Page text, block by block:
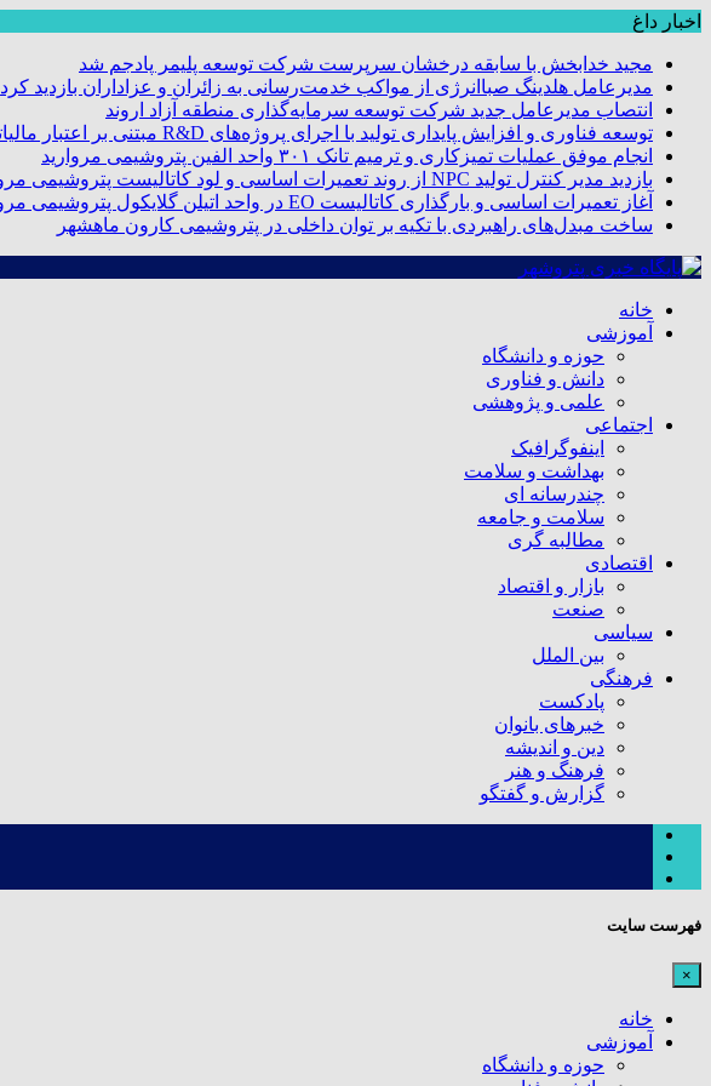
اخبار داغ
مجید خدابخش با سابقه درخشان سرپرست شرکت توسعه پلیمر پادجم شد
مدیرعامل هلدینگ صباانرژی از مواکب خدمت‌رسانی به زائران و عزاداران بازدید کرد
انتصاب مدیرعامل جدید شرکت توسعه سرمایه‌گذاری منطقه آزاد اروند
توسعه فناوری و افزایش پایداری تولید با اجرای پروژه‌های R&D مبتنی بر اعتبار مالیاتی
انجام موفق عملیات تمیزکاری و ترمیم تانک ۳۰۱ واحد الفین پتروشیمی مروارید
بازدید مدیر کنترل تولید NPC از روند تعمیرات اساسی و لود کاتالیست پتروشیمی مروارید
آغاز تعمیرات اساسی و بارگذاری کاتالیست EO در واحد اتیلن گلایکول پتروشیمی مروارید
ساخت مبدل‌های راهبردی با تکیه بر توان داخلی در پتروشیمی کارون ماهشهر
خانه
آموزشی
حوزه و دانشگاه
دانش و فناوری
علمی و پژوهشی
اجتماعی
اینفوگرافیک
بهداشت و سلامت
چندرسانه ای
سلامت و جامعه
مطالبه گری
اقتصادی
بازار و اقتصاد
صنعت
سیاسی
بین الملل
فرهنگی
پادکست
خبرهای بانوان
دین و اندیشه
فرهنگ و هنر
گزارش و گفتگو
فهرست سایت
×
خانه
آموزشی
حوزه و دانشگاه